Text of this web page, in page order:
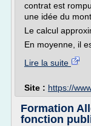
contrat est
une idée du
Le calcul
En moyenne, il
Lire la suite
Site : https://
Formation
fonction